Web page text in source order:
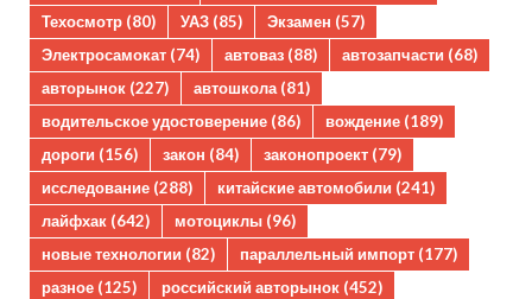
Техосмотр (80) УАЗ (85) Экзамен (57)
Электросамокат (74) автоваз (88) автозапчасти (68)
авторынок (227) автошкола(81)
водительское удостоверение (86) вождение (189)
дороги (156) закон (84) законопроект (79)
исследование (288) китайские автомобили (241)
лайфхак (642) мотоциклы (96)
новые технологии (82) параллельный импорт (177)
разное (125) российский авторынок (452)